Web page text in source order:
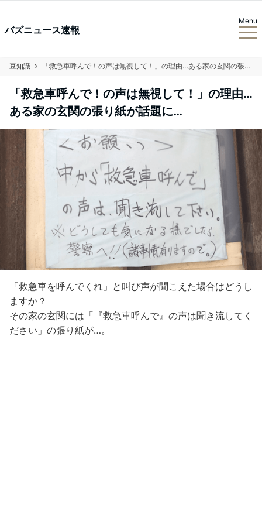
バズニュース速報
Menu
豆知識 「救急車呼んで！の声は無視して！」の理由…ある家の玄関の張り紙が話題に…
「救急車呼んで！の声は無視して！」の理由…
ある家の玄関の張り紙が話題に…
「救急車を呼んでくれ」と叫び声が聞こえた場合はどうし
ますか？
その家の玄関には「『救急車呼んで』の声は聞き流してく
ださい」の張り紙が…。